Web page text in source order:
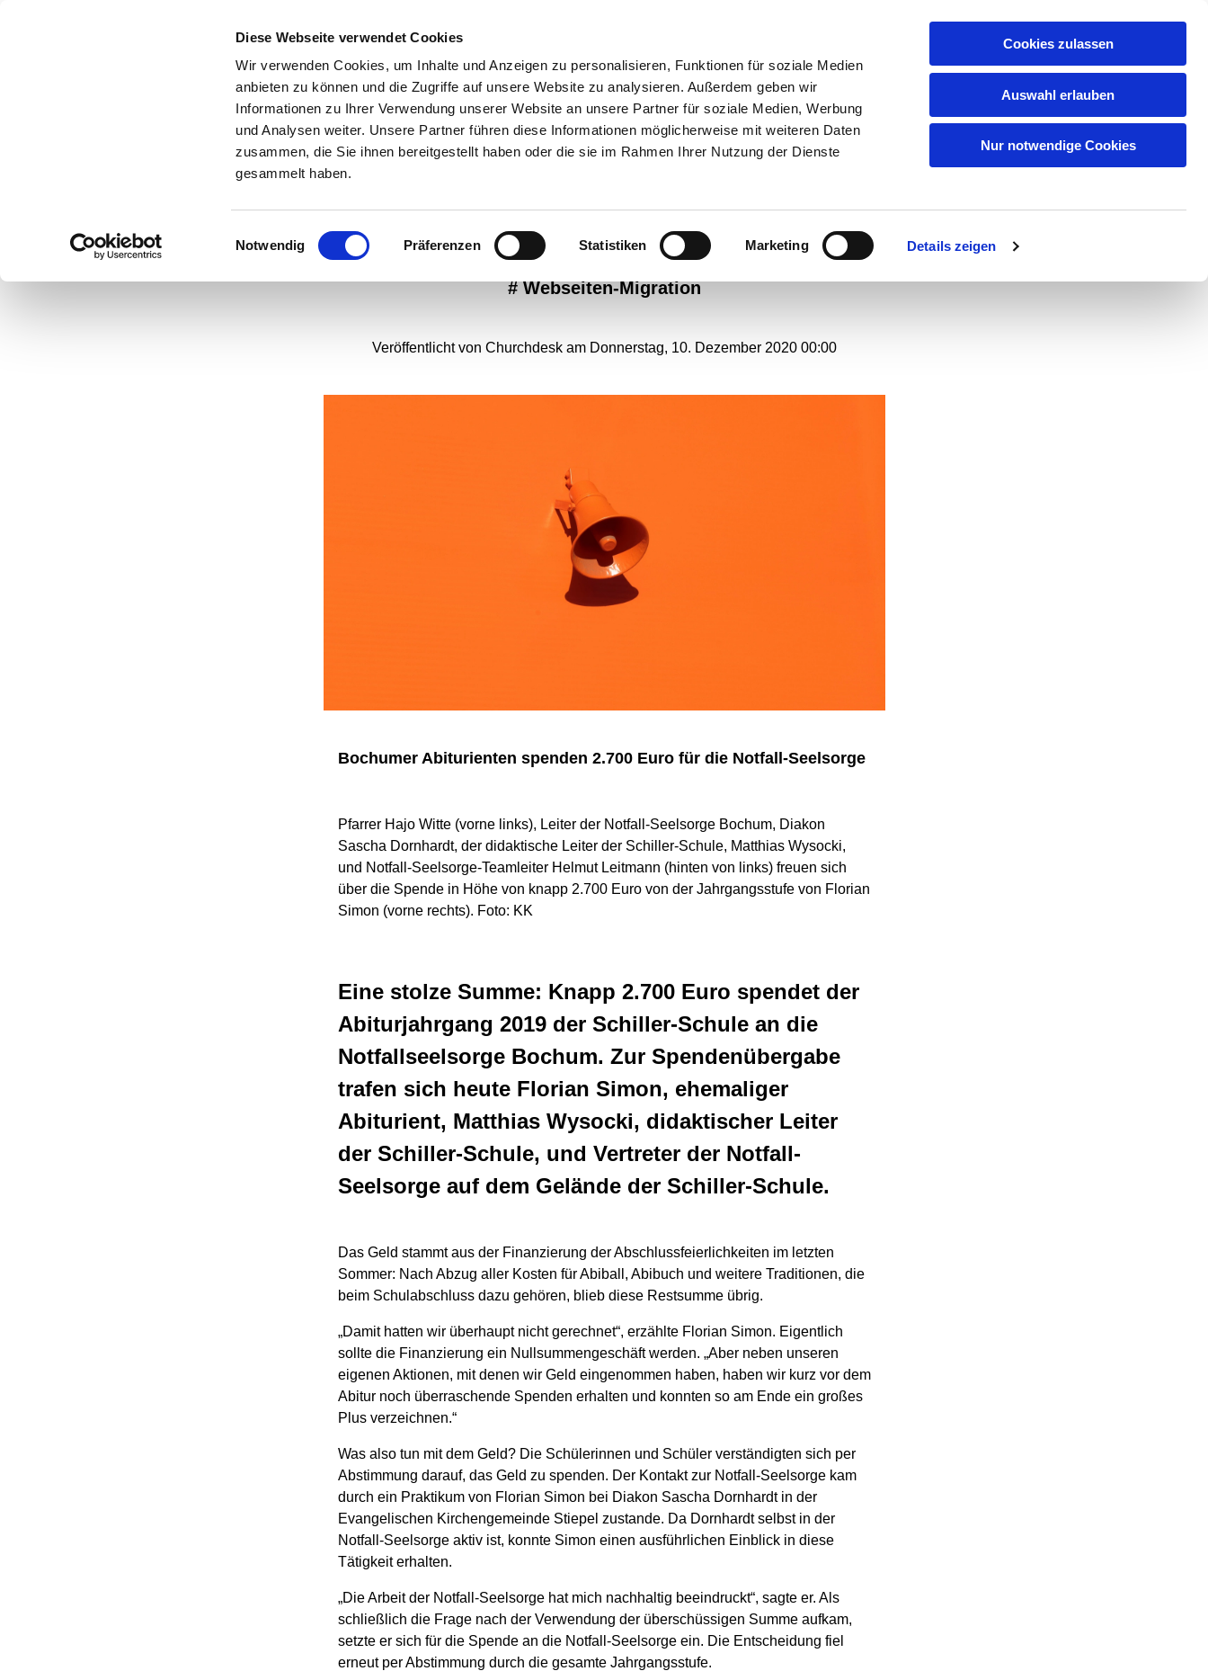
Diese Webseite verwendet Cookies
Wir verwenden Cookies, um Inhalte und Anzeigen zu personalisieren, Funktionen für soziale Medien
anbieten zu können und die Zugriffe auf unsere Website zu analysieren. Außerdem geben wir
Informationen zu Ihrer Verwendung unserer Website an unsere Partner für soziale Medien, Werbung
und Analysen weiter. Unsere Partner führen diese Informationen möglicherweise mit weiteren Daten
zusammen, die Sie ihnen bereitgestellt haben oder die sie im Rahmen Ihrer Nutzung der Dienste
gesammelt haben.
Einwilligungsauswahl
Notwendig Präferenzen Statistiken Marketing Details zeigen
Cookies zulassen
Auswahl erlauben
Nur notwendige Cookies
ÜBER UNS FAQ
Bochumer Abiturienten spenden
Seelsorge
#Webseiten-Migration
Veröffentlicht von Churchdesk am Donnerstag, 10. Dezember 2020 00:00
Bochumer Abiturienten spenden 2.700 Euro für die Notfall-Seelsorge
Pfarrer Hajo Witte (vorne links), Leiter der Notfall-Seelsorge Bochum, Diakon
Sascha Dornhardt, der didaktische Leiter der Schiller-Schule, Matthias Wysocki,
und Notfall-Seelsorge-Teamleiter Helmut Leitmann (hinten von links) freuen sich
über die Spende in Höhe von knapp 2.700 Euro von der Jahrgangsstufe von Florian
Simon (vorne rechts). Foto: KK
Eine stolze Summe: Knapp 2.700 Euro spendet der
Abiturjahrgang 2019 der Schiller-Schule an die
Notfallseelsorge Bochum. Zur Spendenübergabe
trafen sich heute Florian Simon, ehemaliger
Abiturient, Matthias Wysocki, didaktischer Leiter
der Schiller-Schule, und Vertreter der Notfall-
Seelsorge auf dem Gelände der Schiller-Schule.
Das Geld stammt aus der Finanzierung der Abschlussfeierlichkeiten im letzten
Sommer: Nach Abzug aller Kosten für Abiball, Abibuch und weitere Traditionen, die
beim Schulabschluss dazu gehören, blieb diese Restsumme übrig.
„Damit hatten wir überhaupt nicht gerechnet“, erzählte Florian Simon. Eigentlich
sollte die Finanzierung ein Nullsummengeschäft werden. „Aber neben unseren
eigenen Aktionen, mit denen wir Geld eingenommen haben, haben wir kurz vor dem
Abitur noch überraschende Spenden erhalten und konnten so am Ende ein großes
Plus verzeichnen.“
Was also tun mit dem Geld? Die Schülerinnen und Schüler verständigten sich per
Abstimmung darauf, das Geld zu spenden. Der Kontakt zur Notfall-Seelsorge kam
durch ein Praktikum von Florian Simon bei Diakon Sascha Dornhardt in der
Evangelischen Kirchengemeinde Stiepel zustande. Da Dornhardt selbst in der
Notfall-Seelsorge aktiv ist, konnte Simon einen ausführlichen Einblick in diese
Tätigkeit erhalten.
„Die Arbeit der Notfall-Seelsorge hat mich nachhaltig beeindruckt“, sagte er. Als
schließlich die Frage nach der Verwendung der überschüssigen Summe aufkam,
setzte er sich für die Spende an die Notfall-Seelsorge ein. Die Entscheidung fiel
erneut per Abstimmung durch die gesamte Jahrgangsstufe.